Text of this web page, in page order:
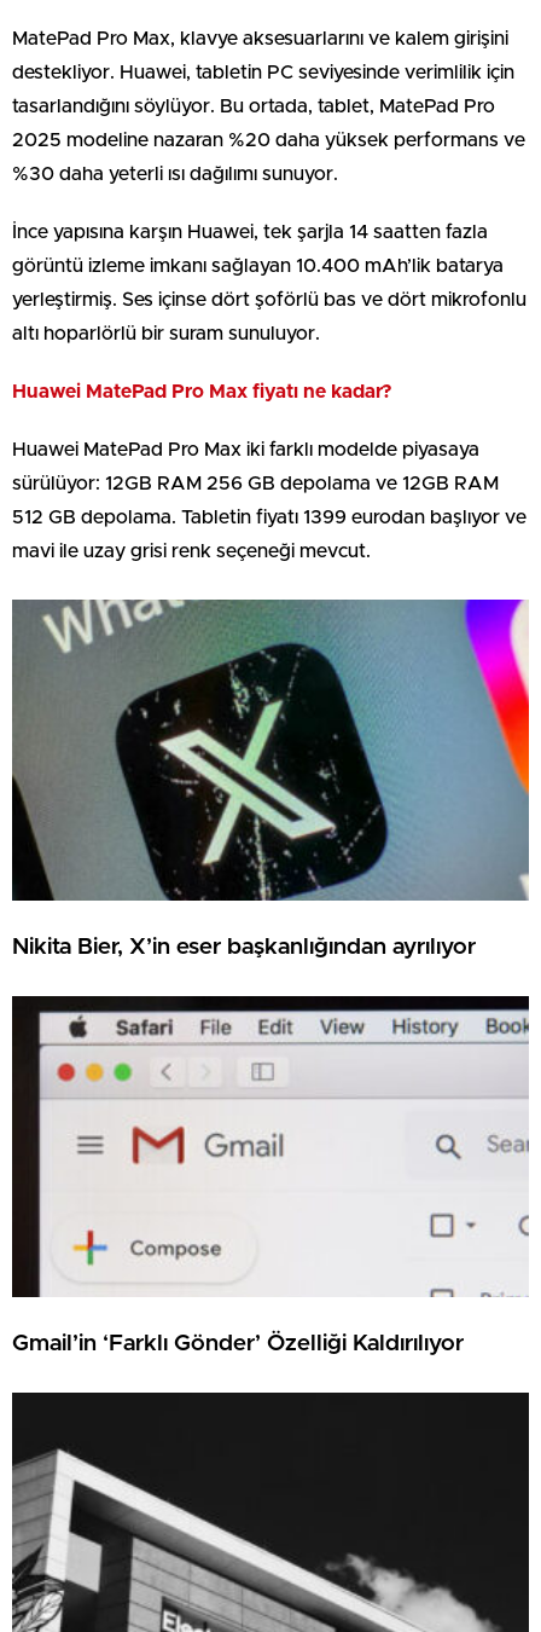
MatePad Pro Max, klavye aksesuarlarını ve kalem girişini
destekliyor. Huawei, tabletin PC seviyesinde verimlilik için
tasarlandığını söylüyor. Bu ortada, tablet, MatePad Pro
2025 modeline nazaran %20 daha yüksek performans ve
%30 daha yeterli ısı dağılımı sunuyor.
İnce yapısına karşın Huawei, tek şarjla 14 saatten fazla
görüntü izleme imkanı sağlayan 10.400 mAh’lik batarya
yerleştirmiş. Ses içinse dört şoförlü bas ve dört mikrofonlu
altı hoparlörlü bir suram sunuluyor.
Huawei MatePad Pro Max fiyatı ne kadar?
Huawei MatePad Pro Max iki farklı modelde piyasaya
sürülüyor: 12GB RAM 256 GB depolama ve 12GB RAM
512 GB depolama. Tabletin fiyatı 1399 eurodan başlıyor ve
mavi ile uzay grisi renk seçeneği mevcut.
Nikita Bier, X’in eser başkanlığından ayrılıyor
Gmail’in ‘Farklı Gönder’ Özelliği Kaldırılıyor